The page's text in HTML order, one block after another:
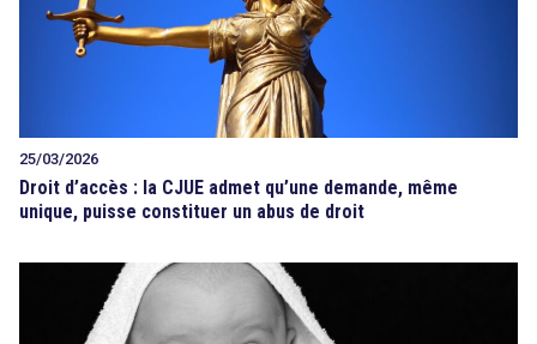
25/03/2026
Droit d’accès : la CJUE admet qu’une demande, même
unique, puisse constituer un abus de droit